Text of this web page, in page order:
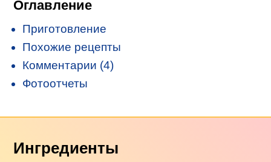
Оглавление
Приготовление
Похожие рецепты
Комментарии (4)
Фотоотчеты
Ингредиенты